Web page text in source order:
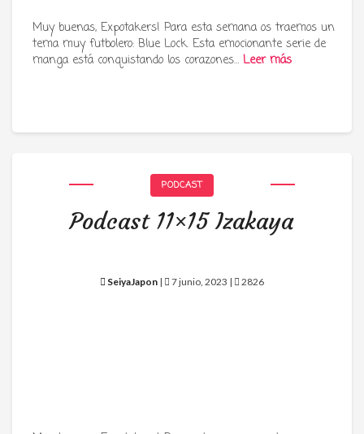
Muy buenas, Expotakers! Para esta semana os traemos un
tema muy futbolero: Blue Lock. Esta emocionante serie de
manga está conquistando los corazones… Leer más
PODCAST
Podcast 11×15 Izakaya
SeiyaJapon | 7 junio, 2023 | 2826